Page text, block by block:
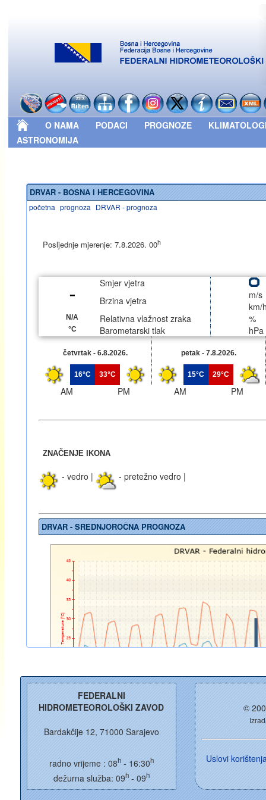
O NAMA PODACI PROGNOZE
ASTRONOMIJA
DRVAR - BOSNA I HERCEGOVINA
početna prognoza DRVAR - prognoza
Posljednje mjerenje: 7.8.2026. 00h
Smjer vjetra
Brzina vjetra
m/s
km/
N/A Relativna vlažnost zraka %
°C Barometarski tlak hPa
četvrtak - 6.8.2026. petak - 7.8.2026.
16°C 33°C 15°C 29°C
AM PM AM PM
ZNAČENJE IKONA
- vedro | - pretežno vedro |
DRVAR - SREDNJOROČNA PROGNOZA
FEDERALNI
HIDROMETEOROLOŠKI ZAVOD
Bardakčije 12, 71000 Sarajevo
radno vrijeme : 08h- 16:30h
dežurna služba: 09h- 09h
©
Uslovi